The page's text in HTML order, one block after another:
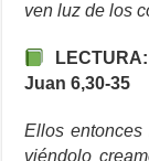
ven luz de los
Juan 6,30-35
Ellos
viéndolo